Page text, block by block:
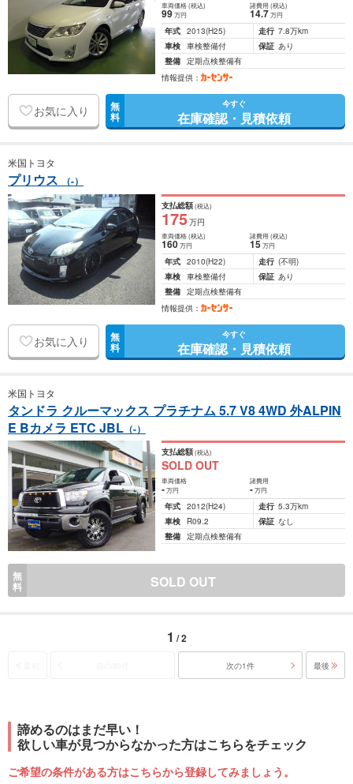
車両価格(税込)
99万円
諸費用 (税込)
14.7 万円
年式 2013(H25) 走行 7.8万km
車検 車検整備付 保証 あり
整備 定期点検整備有
情報提供：
お気に入り 無
料
今すぐ
在庫確認・見積依頼
米国トヨタ
プリウス （-）
支払総額(税込)
175万円
車両価格(税込)
160万円
諸費用 (税込)
15 万円
年式 2010(H22) 走行 (不明)
車検 車検整備付 保証 あり
整備 定期点検整備有
情報提供：
お気に入り 無
料
今すぐ
在庫確認・見積依頼
米国トヨタ
タンドラ クルーマックス プラチナム 5.7 V8 4WD 外ALPIN
E Bカメラ ETC JBL （-）
支払総額(税込)
SOLD OUT
車両価格
-万円
諸費用
- 万円
年式 2012(H24) 走行 5.3万km
車検
R09.2 保証 なし
整備 定期点検整備有
無
料 SOLD OUT
1 / 2
次の1件 最後
諦めるのはまだ早い！
欲しい車が見つからなかった方はこちらをチェック
ご希望の条件がある方はこちらから登録してみましょう。